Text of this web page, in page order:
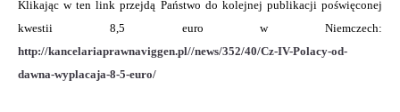
Klikając w ten link przejdą Państwo do kolejnej publikacji poświęconej
kwestii 8,5 euro w Niemczech:
http://kancelariaprawnaviggen.pl//news/352/40/Cz-IV-Polacy-od-
dawna-wyplacaja-8-5-euro/